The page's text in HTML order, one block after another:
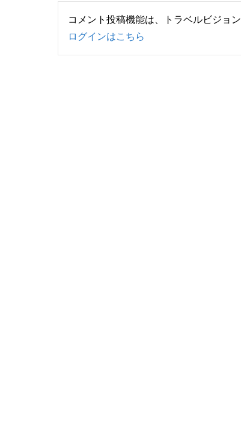
コメント投稿機能は、トラベルビジョ
ログインはこちら